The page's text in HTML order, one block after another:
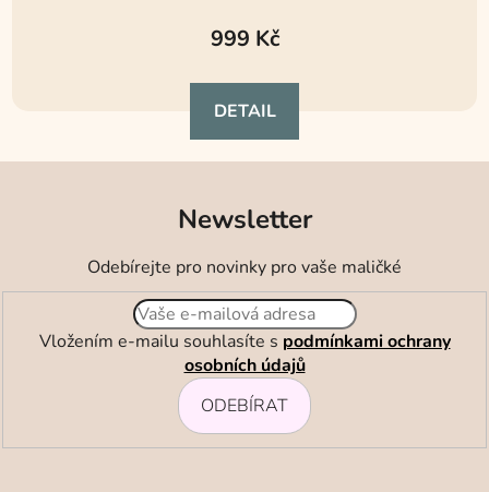
999 Kč
DETAIL
Newsletter
Odebírejte pro novinky pro vaše maličké
Vložením e-mailu souhlasíte s podmínkami ochrany
osobních údajů
ODEBÍRAT